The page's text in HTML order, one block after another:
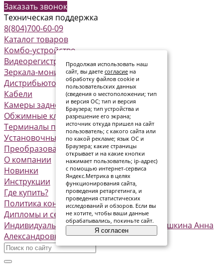
Заказать звонок
Техническая поддержка
8(804)700-60-09
Каталог товаров
Комбо-устройство
Видеорегистраторы
Зеркала-мониторы
Дистрибьюторы питания
Кабели
Камеры заднего вида
Обжимные клеммы
Терминалы предохранителя
Установочные комплекты
Преобразователи
О компании
Новинки
Инструкции
Где купить?
Политика конфиденциальности
Дипломы и сертификаты
Индивидуальный предприниматель Семашкина Анна
Александровна
Продолжая использовать наш
сайт, вы даете согласие на
обработку файлов cookie и
пользовательских данных
(сведения о местоположении; тип
и версия ОС; тип и версия
Браузера; тип устройства и
разрешение его экрана;
источник откуда пришел на сайт
пользователь; с какого сайта или
по какой рекламе; язык ОС и
Браузера; какие страницы
открывает и на какие кнопки
нажимает пользователь; ip-адрес)
с помощью интернет-сервиса
Яндекс.Метрика в целях
функционирования сайта,
проведения ретаргетинга, и
проведения статистических
исследований и обзоров. Если вы
не хотите, чтобы ваши данные
обрабатывались, покиньте сайт.
Я согласен